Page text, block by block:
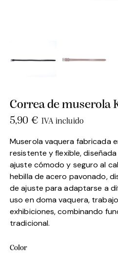
Correa de muserola
5,90 € IVA incluido
Muserola vaquera fabricada
resistente y flexible,
ajuste cómodo y seguro al
hebilla de acero pavonado,
de ajuste para adaptarse a
uso en doma vaquera,
exhibiciones, combinando
tradicional.
Color